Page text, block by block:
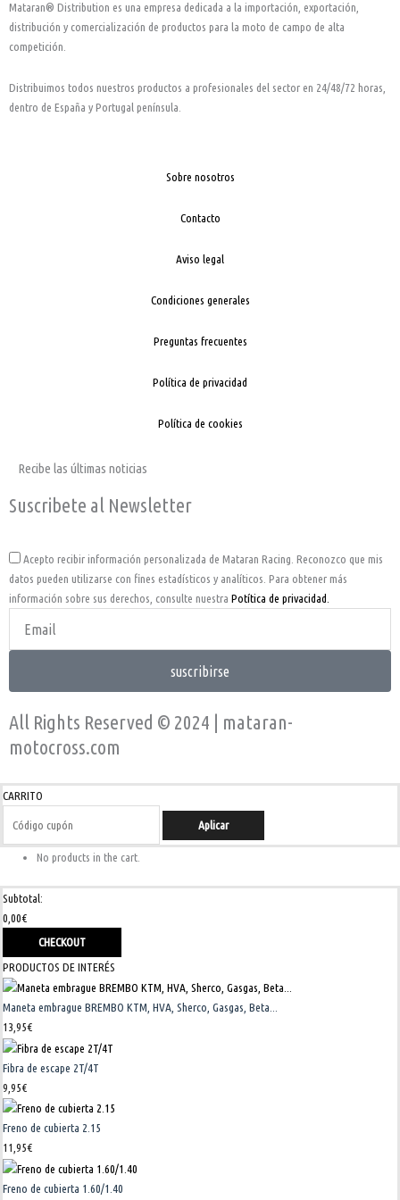
o
k
f
r
e
Mataran® Distribution es una empresa dedicada a la importación, exportación,
distribución y comercialización de productos para la moto de campo de alta
competición.
Distribuimos todos nuestros productos a profesionales del sector en 24/48/72 horas,
dentro de España y Portugal península.
Sobre nosotros
Contacto
Aviso legal
Condiciones generales
Preguntas frecuentes
Política de privacidad
Política de cookies
Recibe las últimas noticias
Suscribete al Newsletter
AceptoAcepto recibir información personalizada de Mataran Racing. Reconozco que mis
datos pueden utilizarse con fines estadísticos y analíticos. Para obtener más
información sobre sus derechos, consulte nuestra Potítica de privacidad.
Address
suscribirse
All Rights Reserved © 2024 | mataran-
motocross.com
CARRITO
Aplicar
No products in the cart.
Subtotal:
0,00€
CHECKOUT
PRODUCTOS DE INTERÉS
Maneta embrague BREMBO KTM, HVA, Sherco, Gasgas, Beta...
13,95€
Fibra de escape 2T/4T
9,95€
Freno de cubierta 2.15
11,95€
Freno de cubierta 1.60/1.40